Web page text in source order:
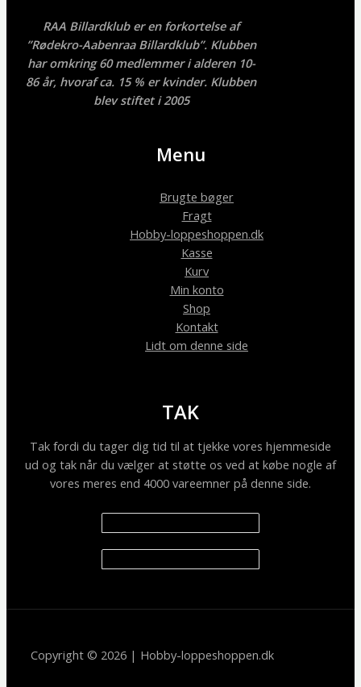
RAA Billardklub er en forkortelse af
”Rødekro-Aabenraa Billardklub”. Klubben
har omkring 60 medlemmer i alderen 10-
86 år, hvoraf ca. 15 % er kvinder. Klubben
blev stiftet i 2005
Menu
Brugte bøger
Fragt
Hobby-loppeshoppen.dk
Kasse
Kurv
Min konto
Shop
Kontakt
Lidt om denne side
TAK
Tak fordi du tager dig tid til at tjekke vores hjemmeside
ud og tak når du vælger at støtte os ved at købe nogle af
vores meres end 4000 vareemner på denne side.
Copyright © 2026 | Hobby-loppeshoppen.dk